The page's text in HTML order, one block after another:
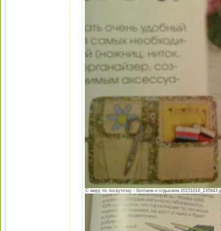
С миру по лоскуточку - болтаем и отдыхаем